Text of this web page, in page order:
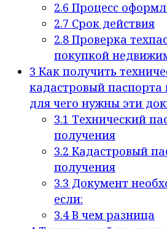
2.6 Процесс
2.7 Срок действия
2.8 Проверка
покупкой
3 Как получить
кадастровый паспорта
для чего нужны эти
3.1 Технический
получения
3.2 Кадастровый
получения
3.3 Документ
если:
3.4В чем разница